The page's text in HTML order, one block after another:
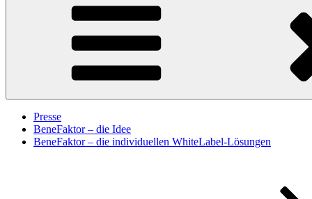
Presse
BeneFaktor – die Idee
BeneFaktor – die individuellen WhiteLabel-Lösungen